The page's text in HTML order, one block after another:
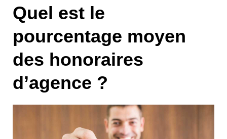
Quel est le
pourcentage moyen
des honoraires
d’agence ?